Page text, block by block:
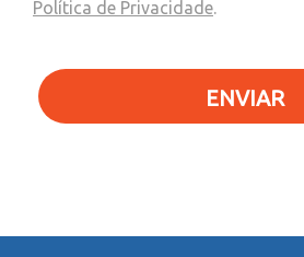
Política de Privacidade.
ENVIAR